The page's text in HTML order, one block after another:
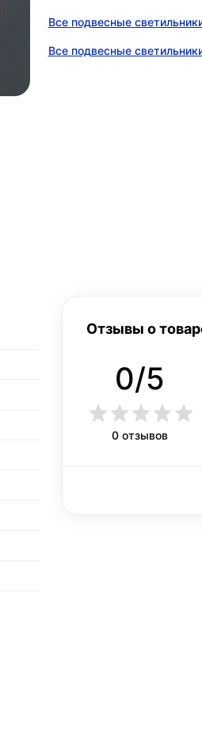
Все подвесные
Все подвесные
Отзывы о
0/5
0 отзывов